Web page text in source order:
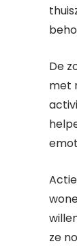
De
met
ze